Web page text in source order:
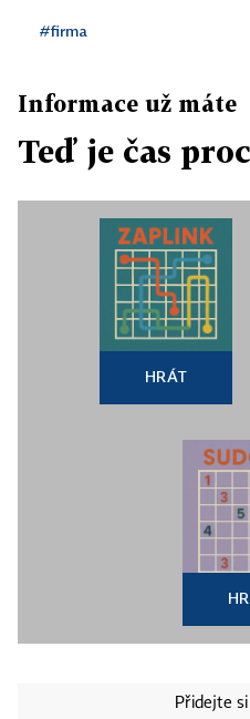
#firma
Informace už máte
Teď je čas
HRÁT
Přidejte